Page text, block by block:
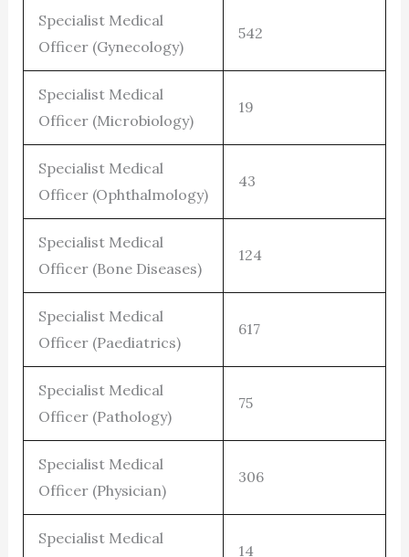
Specialist Medical
Officer (Gynecology)
542
Specialist Medical
Officer (Microbiology)
19
Specialist Medical
Officer (Ophthalmology)
43
Specialist Medical
Officer (Bone Diseases)
124
Specialist Medical
Officer (Paediatrics)
617
Specialist Medical
Officer (Pathology)
75
Specialist Medical
Officer (Physician)
306
Specialist Medical
14